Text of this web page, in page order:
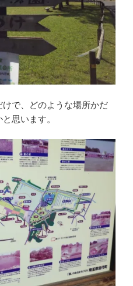
で、どのような場所かだ
思います。